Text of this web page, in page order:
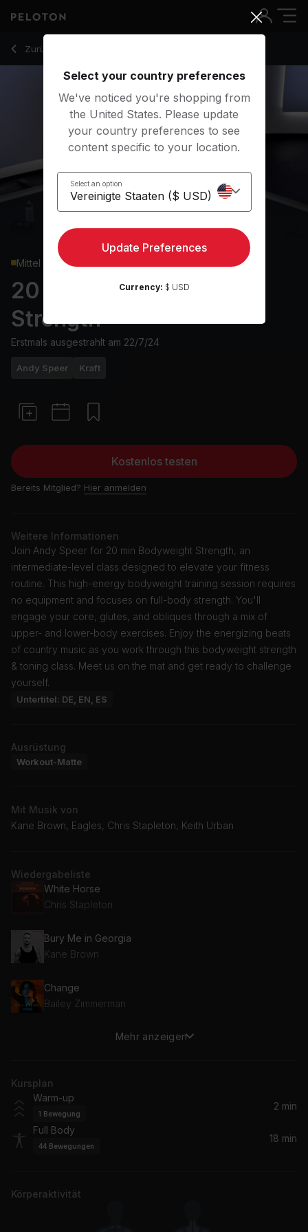
Zurück zu Kraftkurse
Zurück
Mittel
20 min Bodyweight
Strength
Erstmals ausgestrahlt am 22/7/24
Andy Speer Kraft
Kostenlos testen
Bereits Mitglied? Hier anmelden
Weitere Informationen
Join Andy Speer for 20 min Bodyweight Strength, an
intermediate-level class designed to elevate your fitness
routine. This high-energy bodyweight training session requires
no equipment and focuses on full-body strength. You'll
engage your core, glutes, and obliques through a mix of
upper- and lower-body exercises. Enjoy the energizing beats
of country music as you work through this bodyweight strength
& toning class. Meet us on the mat and get ready to challenge
yourself.
Untertitel: DE, EN, ES
Ausrüstung
Workout-Matte
Mit Musik von
Kane Brown, Eagles, Chris Stapleton, Keith Urban
Wiedergabeliste
White Horse
Chris Stapleton
Bury Me in Georgia
Kane Brown
Change
Bailey Zimmerman
Skeletons
Brothers Osborne
Whistlin' Dixie (Album Version)
Randy Houser
Eagles
Mehr anzeigen
Kursplan
Warm-up
1 Bewegung
2 min
Full Body
44 Bewegungen
18 min
Körperaktivität
20 Min Bodyweight Strength with Plank T Rotation - Andy
Select your country preferences
We've noticed you're shopping from
the United States. Please update
your country preferences to see
content specific to your location.
Select an option
Update Preferences
Currency: $ USD